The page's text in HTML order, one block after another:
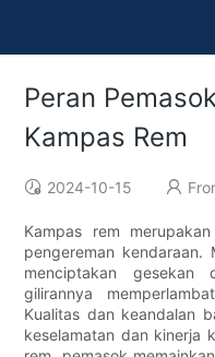
Peran
Kampas Rem
2024-10-15
Kampas rem
pengereman
menciptakan
gilirannya
Kualitas dan keandalan
keselamatan dan kinerja